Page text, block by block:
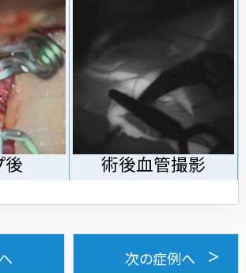
後 術後血管撮影
次の症例へ